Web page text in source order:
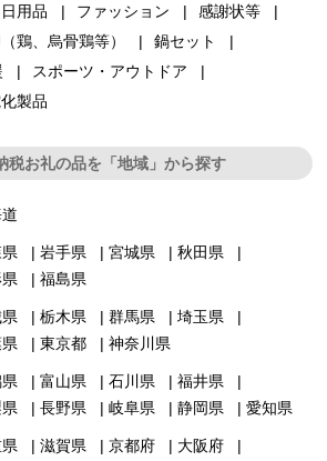
用品 ファッション
感謝状等
鶏、烏骨鶏等）
鍋セット
スポーツ・アウトドア
製品
税お礼の品を「地域」から探す
岩手県 宮城県
秋田県
福島県
栃木県 群馬県
埼玉県
東京都 神奈川県
富山県 石川県
福井県
長野県 岐阜県 静岡県 愛知県
滋賀県 京都府
大阪府